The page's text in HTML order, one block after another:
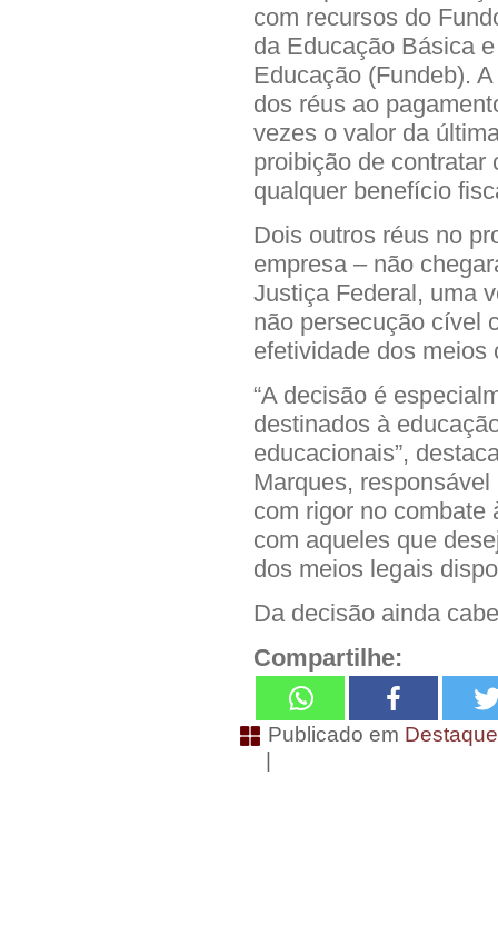
com recursos do
da Educação Básica
Educação (Fundeb).
dos réus ao
vezes o valor da
proibição de contratar
qualquer benefício
Dois outros réus no
empresa – não
Justiça Federal, uma
não persecução cível
efetividade dos meios
“A decisão é
destinados à
educacionais”,
Marques,
com rigor no combate
com aqueles que
dos meios legais
Da decisão ainda
Compartilhe:
Publicado em
|